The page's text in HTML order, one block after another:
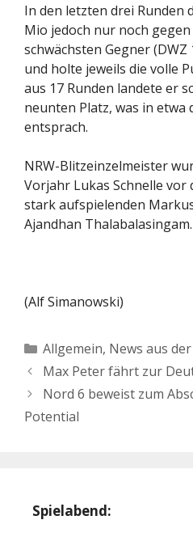
In den letzten drei Runden
Mio jedoch nur noch
schwächsten Gegner
und holte jeweils die volle
aus 17 Runden landete er
neunten Platz, was in etwa
entsprach.
NRW-Blitzeinzelmeister
Vorjahr Lukas Schnelle vor
stark aufspielenden
Ajandhan Thalabalasingam.
(Alf Simanowski)
Kategorien
Allgemein, News aus
Max Peter fährt zur
Nord 6 beweist zum
Potential
Spielabend: